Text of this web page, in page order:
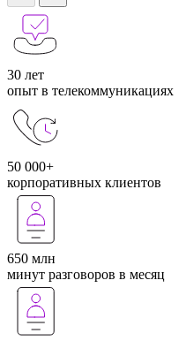
30 лет
опыт в телекоммуникациях
50 000+
корпоративных клиентов
650 млн
минут разговоров в месяц